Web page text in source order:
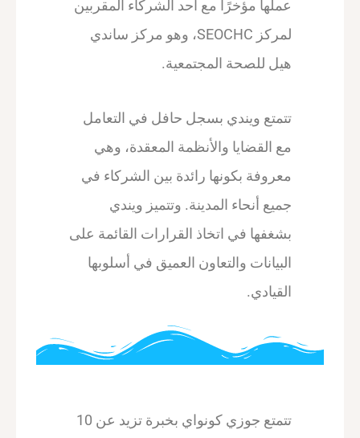
عملها مؤخرًا مع أحد الشركاء المقربين
لمركز SEOCHC، وهو مركز ساندي
هيل للصحة المجتمعية.
تتمتع ويندي بسجل حافل في التعامل
مع القضايا والأنظمة المعقدة، وهي
معروفة بكونها رائدة بين الشركاء في
جميع أنحاء المدينة. وتتميز ويندي
بشغفها في اتخاذ القرارات القائمة على
البيانات والتعاون العميق في أسلوبها
القيادي.
تتمتع جوزي كونواي بخبرة تزيد عن 10